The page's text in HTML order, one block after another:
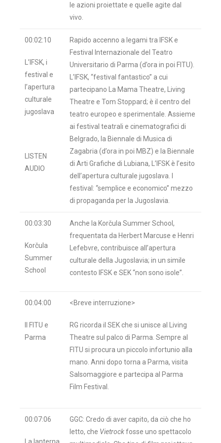
le azioni proiettate e quelle agite dal
vivo.
00:02:10
L’IFSK, i
festival e
l’apertura
culturale
jugoslava
LISTEN
AUDIO
Rapido accenno a legami tra IFSK e
Festival Internazionale del Teatro
Universitario di Parma (d’ora in poi FITU).
L’IFSK, “festival fantastico” a cui
partecipano La Mama Theatre, Living
Theatre e Tom Stoppard; è il centro del
teatro europeo e sperimentale. Assieme
ai festival teatrali e cinematografici di
Belgrado, la Biennale di Musica di
Zagabria (d’ora in poi MBZ) e la Biennale
di Arti Grafiche di Lubiana, L’IFSK è l’esito
dell’apertura culturale jugoslava. I
festival: “semplice e economico” mezzo
di propaganda per la Jugoslavia.
00:03:30
Korčula
Summer
School
Anche la Korčula Summer School,
frequentata da Herbert Marcuse e Henri
Lefebvre, contribuisce all’apertura
culturale della Jugoslavia; in un simile
contesto IFSK e SEK “non sono isole”.
00:04:00
Il FITU e
Parma
<Breve interruzione>
RG ricorda il SEK che si unisce al Living
Theatre sul palco di Parma. Sempre al
FITU si procura un piccolo infortunio alla
mano. Anni dopo torna a Parma, visita
Salsomaggiore e partecipa al Parma
Film Festival.
00:07:06
La lanterna
GGC: Credo di aver capito, da ciò che ho
letto, che Vietrockfosse uno spettacolo